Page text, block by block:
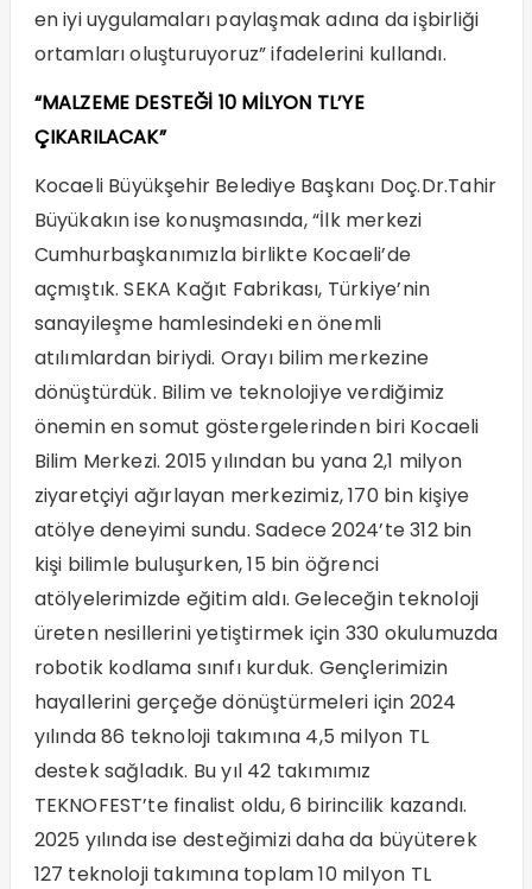
en iyi uygulamaları paylaşmak adına da işbirliği
ortamları oluşturuyoruz” ifadelerini kullandı.
“MALZEME DESTEĞİ 10 MİLYON TL’YE
ÇIKARILACAK”
Kocaeli Büyükşehir Belediye Başkanı Doç.Dr.Tahir
Büyükakın ise konuşmasında, “İlk merkezi
Cumhurbaşkanımızla birlikte Kocaeli’de
açmıştık. SEKA Kağıt Fabrikası, Türkiye’nin
sanayileşme hamlesindeki en önemli
atılımlardan biriydi. Orayı bilim merkezine
dönüştürdük. Bilim ve teknolojiye verdiğimiz
önemin en somut göstergelerinden biri Kocaeli
Bilim Merkezi. 2015 yılından bu yana 2,1 milyon
ziyaretçiyi ağırlayan merkezimiz, 170 bin kişiye
atölye deneyimi sundu. Sadece 2024’te 312 bin
kişi bilimle buluşurken, 15 bin öğrenci
atölyelerimizde eğitim aldı. Geleceğin teknoloji
üreten nesillerini yetiştirmek için 330 okulumuzda
robotik kodlama sınıfı kurduk. Gençlerimizin
hayallerini gerçeğe dönüştürmeleri için 2024
yılında 86 teknoloji takımına 4,5 milyon TL
destek sağladık. Bu yıl 42 takımımız
TEKNOFEST’te finalist oldu, 6 birincilik kazandı.
2025 yılında ise desteğimizi daha da büyüterek
127 teknoloji takımına toplam 10 milyon TL